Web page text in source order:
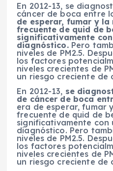
En 2012-13, se
cáncer de boca entre
de esperar, fumar y la
frecuente de quid de
significativamente
diagnóstico.Pero
niveles de PM2.5.
los factores
niveles crecientes de
un riesgo creciente de
En 2012-13, se
de cáncer de boca
era de esperar, fumar
frecuente de quid de
significativamente con
diagnóstico. Pero
niveles de PM2.5.
los factores
niveles crecientes de
un riesgo creciente de